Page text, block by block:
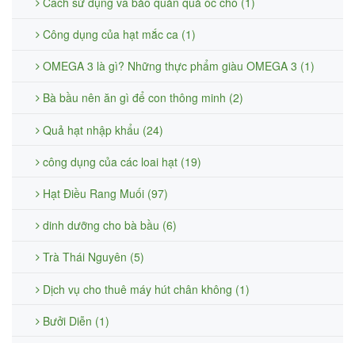
Công dụng của hạt mắc ca (1)
OMEGA 3 là gì? Những thực phẩm giàu OMEGA 3 (1)
Bà bầu nên ăn gì để con thông minh (2)
Quả hạt nhập khẩu (24)
công dụng của các loai hạt (19)
Hạt Điều Rang Muối (97)
dinh dưỡng cho bà bầu (6)
Trà Thái Nguyên (5)
Dịch vụ cho thuê máy hút chân không (1)
Bưởi Diễn (1)